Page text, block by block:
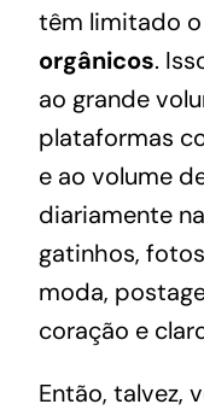
têm limitado o
orgânicos.
ao grande
plataformas
e ao volume
diariamente
gatinhos,
moda,
coração e
Então, talvez,